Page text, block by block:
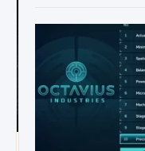
лицензии, лиги,